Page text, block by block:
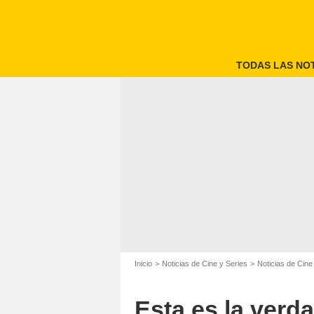
TODAS LAS
Inicio Noticias de Cine y Series Noticias de Cine